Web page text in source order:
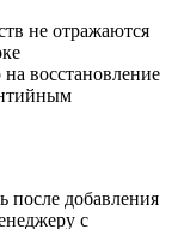
не отражаются
восстановление
после добавления
c